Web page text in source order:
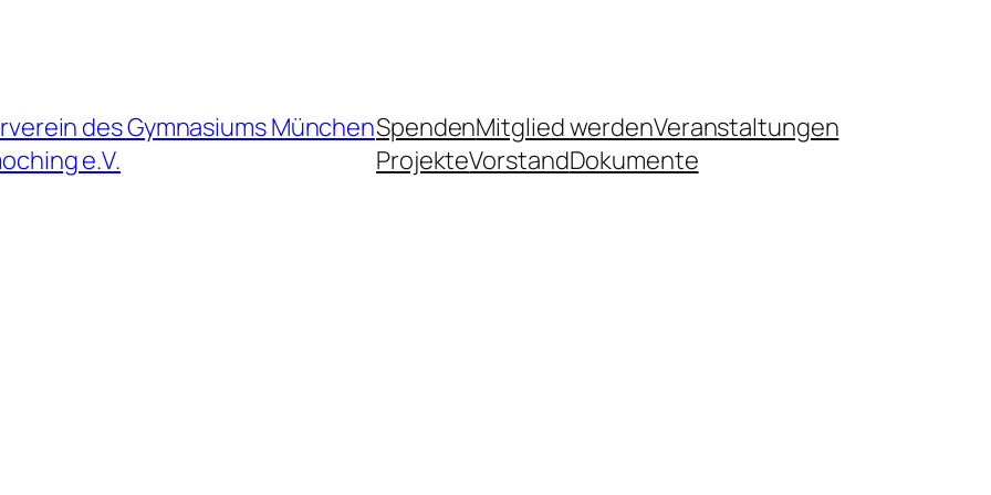
des Gymnasiums München
e.V.
SpendenMitglied werdenVeranstaltungen
ProjekteVorstandDokumente